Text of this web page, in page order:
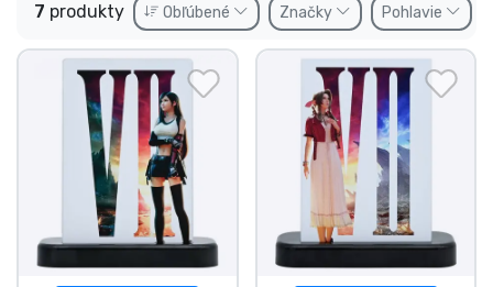
7 produkty Obľúbené Značky Pohlavie
Outlet produkty
Preprava a platba
Zoradiť podľa série
Zoradiť podľa filmov
Zoradiť podľa karikatúry